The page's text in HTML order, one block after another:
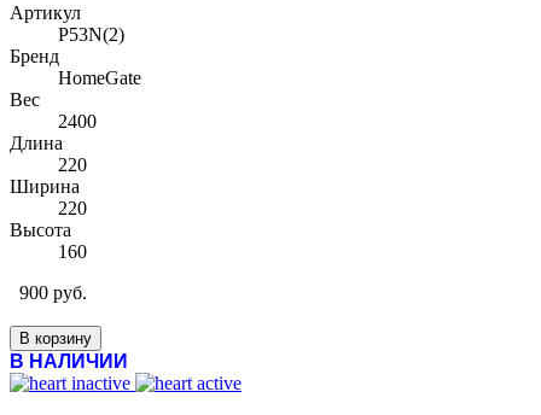
Артикул
P53N(2)
Бренд
HomeGate
Вес
2400
Длина
220
Ширина
220
Высота
160
900 руб.
В корзину
В НАЛИЧИИ